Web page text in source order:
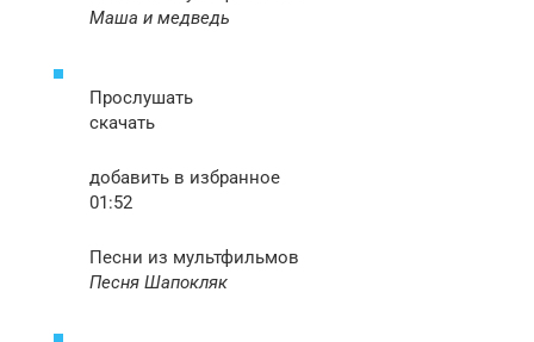
Маша и медведь
Прослушать
скачать
добавить в избранное
01:52
Песни из мультфильмов
Песня Шапокляк